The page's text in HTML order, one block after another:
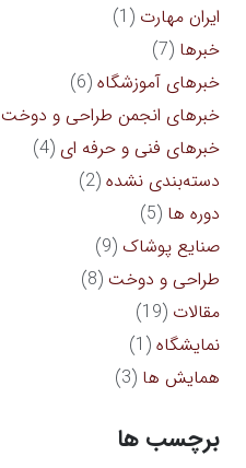
ایران مهارت (1)
خبرها (7)
خبرهای آموزشگاه (6)
خبرهای انجمن طراحی و دوخت
خبرهای فنی و حرفه ای (4)
دسته‌بندی نشده (2)
دوره ها (5)
صنایع پوشاک (9)
طراحی و دوخت (8)
مقالات (19)
نمایشگاه (1)
همایش ها (3)
برچسب ها